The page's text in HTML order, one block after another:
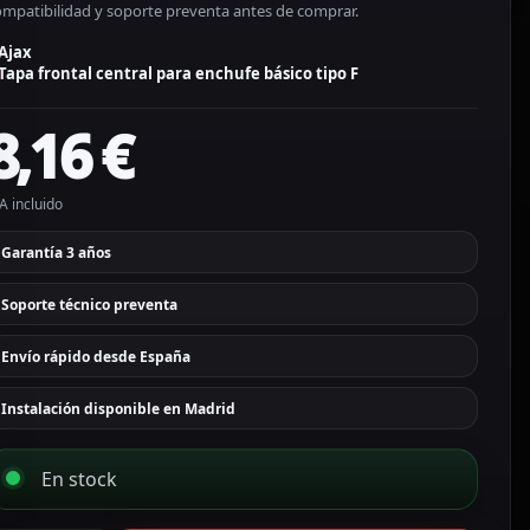
y soporte preventa antes de comprar.
frontal central para enchufe básico tipo F
€
incluido
Garantía 3 años
Soporte técnico preventa
Envío rápido desde España
Instalación disponible en Madrid
En stock